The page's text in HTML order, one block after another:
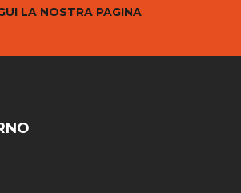
LA NOSTRA PAGINA